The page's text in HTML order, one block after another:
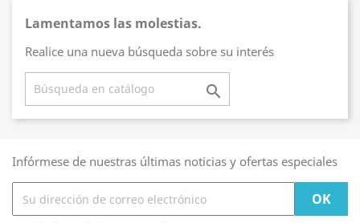
Lamentamos las molestias.
Realice una nueva búsqueda sobre su interés

Infórmese de nuestras últimas noticias y ofertas especiales